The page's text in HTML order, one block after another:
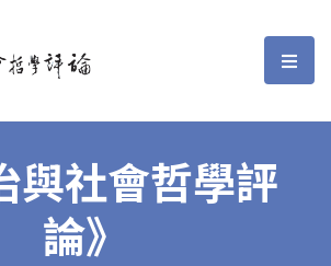
哲學評論 選
與社會哲學評
論》